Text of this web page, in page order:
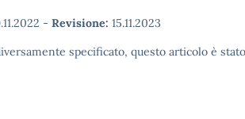
- Revisione: 15.11.2023
specificato, questo articolo è